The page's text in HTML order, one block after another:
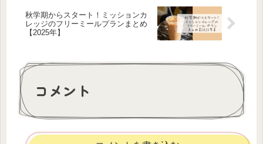
秋学期からスタート！ミッションカ
レッジのフリーミールプランまとめ
【2025年】
コメント